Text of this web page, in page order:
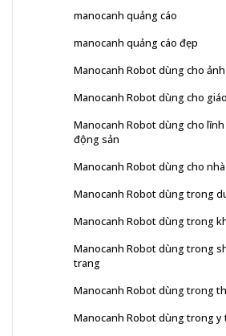
manocanh quảng cáo
manocanh quảng cáo đẹp
Manocanh Robot dùng cho
Manocanh Robot dùng cho
Manocanh Robot dùng cho
động sản
Manocanh Robot dùng cho
Manocanh Robot dùng trong
Manocanh Robot dùng trong
Manocanh Robot dùng trong
trang
Manocanh Robot dùng trong
Manocanh Robot dùng trong y